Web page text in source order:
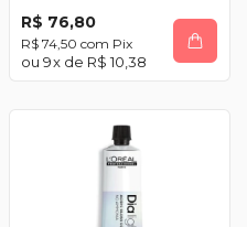
R$ 76,80
R$ 74,50 com Pix
9x de R$ 10,38